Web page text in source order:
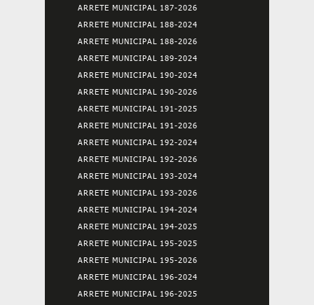
ARRETE MUNICIPAL 187-2026
ARRETE MUNICIPAL 188-2024
ARRETE MUNICIPAL 188-2026
ARRETE MUNICIPAL 189-2024
ARRETE MUNICIPAL 190-2024
ARRETE MUNICIPAL 190-2026
ARRETE MUNICIPAL 191-2025
ARRETE MUNICIPAL 191-2026
ARRETE MUNICIPAL 192-2024
ARRETE MUNICIPAL 192-2026
ARRETE MUNICIPAL 193-2024
ARRETE MUNICIPAL 193-2026
ARRETE MUNICIPAL 194-2024
ARRETE MUNICIPAL 194-2025
ARRETE MUNICIPAL 195-2025
ARRETE MUNICIPAL 195-2026
ARRETE MUNICIPAL 196-2024
ARRETE MUNICIPAL 196-2025